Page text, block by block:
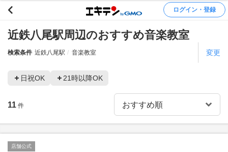
ログイン・登録
近鉄八尾駅周辺のおすすめ音楽教室
検索条件 近鉄八尾駅 音楽教室 変更
日祝OK 21時以降OK
11 件
店舗公式